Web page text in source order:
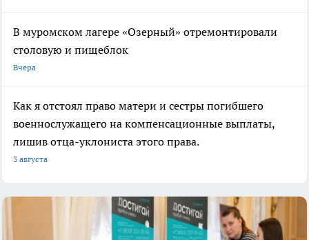
В муромском лагере «Озерный» отремонтировали
столовую и пищеблок
Вчера
Как я отстоял право матери и сестры погибшего
военнослужащего на компенсационные выплаты,
лишив отца-уклониста этого права.
3 августа